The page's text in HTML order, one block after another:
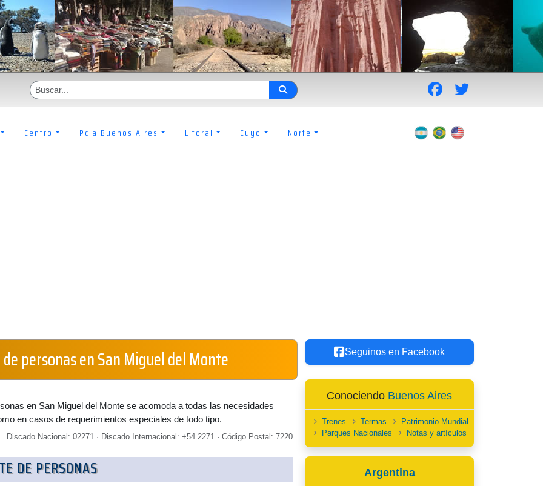
Centro Pcia Buenos Aires Litoral Cuyo Norte
personas en San Miguel del Monte
en San Miguel del Monte se acomoda a todas las necesidades
en casos de requerimientos especiales de todo tipo.
Discado Nacional: 02271 · Discado Internacional: +54 2271 · Código Postal: 7220
DE PERSONAS
Seguinos en Facebook
Conociendo Buenos Aires
Trenes Termas
Patrimonio Mundial
Parques Nacionales
Notas y artículos
Argentina